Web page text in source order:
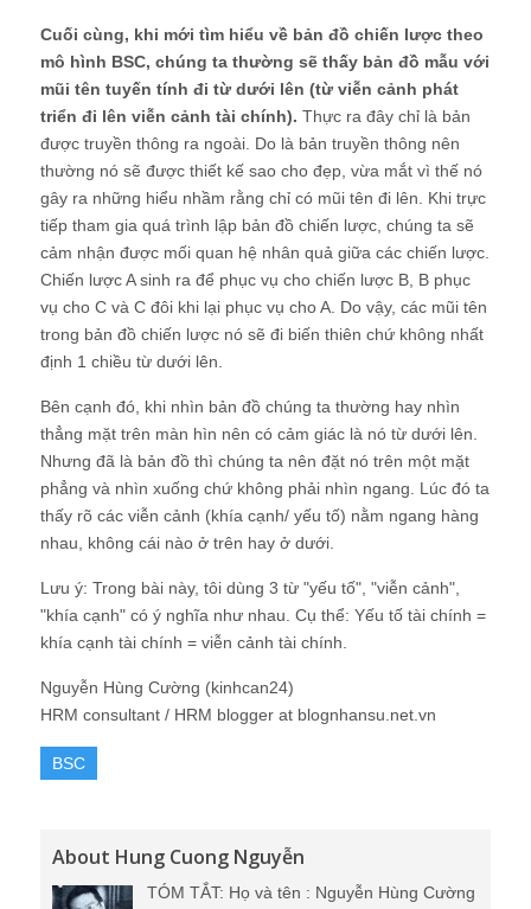
Cuối cùng, khi mới tìm hiểu về bản đồ chiến lược theo
mô hình BSC, chúng ta thường sẽ thấy bản đồ mẫu với
mũi tên tuyến tính đi từ dưới lên (từ viễn cảnh phát
triển đi lên viễn cảnh tài chính). Thực ra đây chỉ là bản
được truyền thông ra ngoài. Do là bản truyền thông nên
thường nó sẽ được thiết kế sao cho đẹp, vừa mắt vì thế nó
gây ra những hiểu nhầm rằng chỉ có mũi tên đi lên. Khi trực
tiếp tham gia quá trình lập bản đồ chiến lược, chúng ta sẽ
cảm nhận được mối quan hệ nhân quả giữa các chiến lược.
Chiến lược A sinh ra để phục vụ cho chiến lược B, B phục
vụ cho C và C đôi khi lại phục vụ cho A. Do vậy, các mũi tên
trong bản đồ chiến lược nó sẽ đi biến thiên chứ không nhất
định 1 chiều từ dưới lên.
Bên cạnh đó, khi nhìn bản đồ chúng ta thường hay nhìn
thẳng mặt trên màn hìn nên có cảm giác là nó từ dưới lên.
Nhưng đã là bản đồ thì chúng ta nên đặt nó trên một mặt
phẳng và nhìn xuống chứ không phải nhìn ngang. Lúc đó ta
thấy rõ các viễn cảnh (khía cạnh/ yếu tố) nằm ngang hàng
nhau, không cái nào ở trên hay ở dưới.
Lưu ý: Trong bài này, tôi dùng 3 từ "yếu tố", "viễn cảnh",
"khía cạnh" có ý nghĩa như nhau. Cụ thể: Yếu tố tài chính =
khía cạnh tài chính = viễn cảnh tài chính.
Nguyễn Hùng Cường (kinhcan24)
HRM consultant / HRM blogger at blognhansu.net.vn
BSC
About Hung Cuong Nguyễn
TÓM TẮT: Họ và tên : Nguyễn Hùng Cường